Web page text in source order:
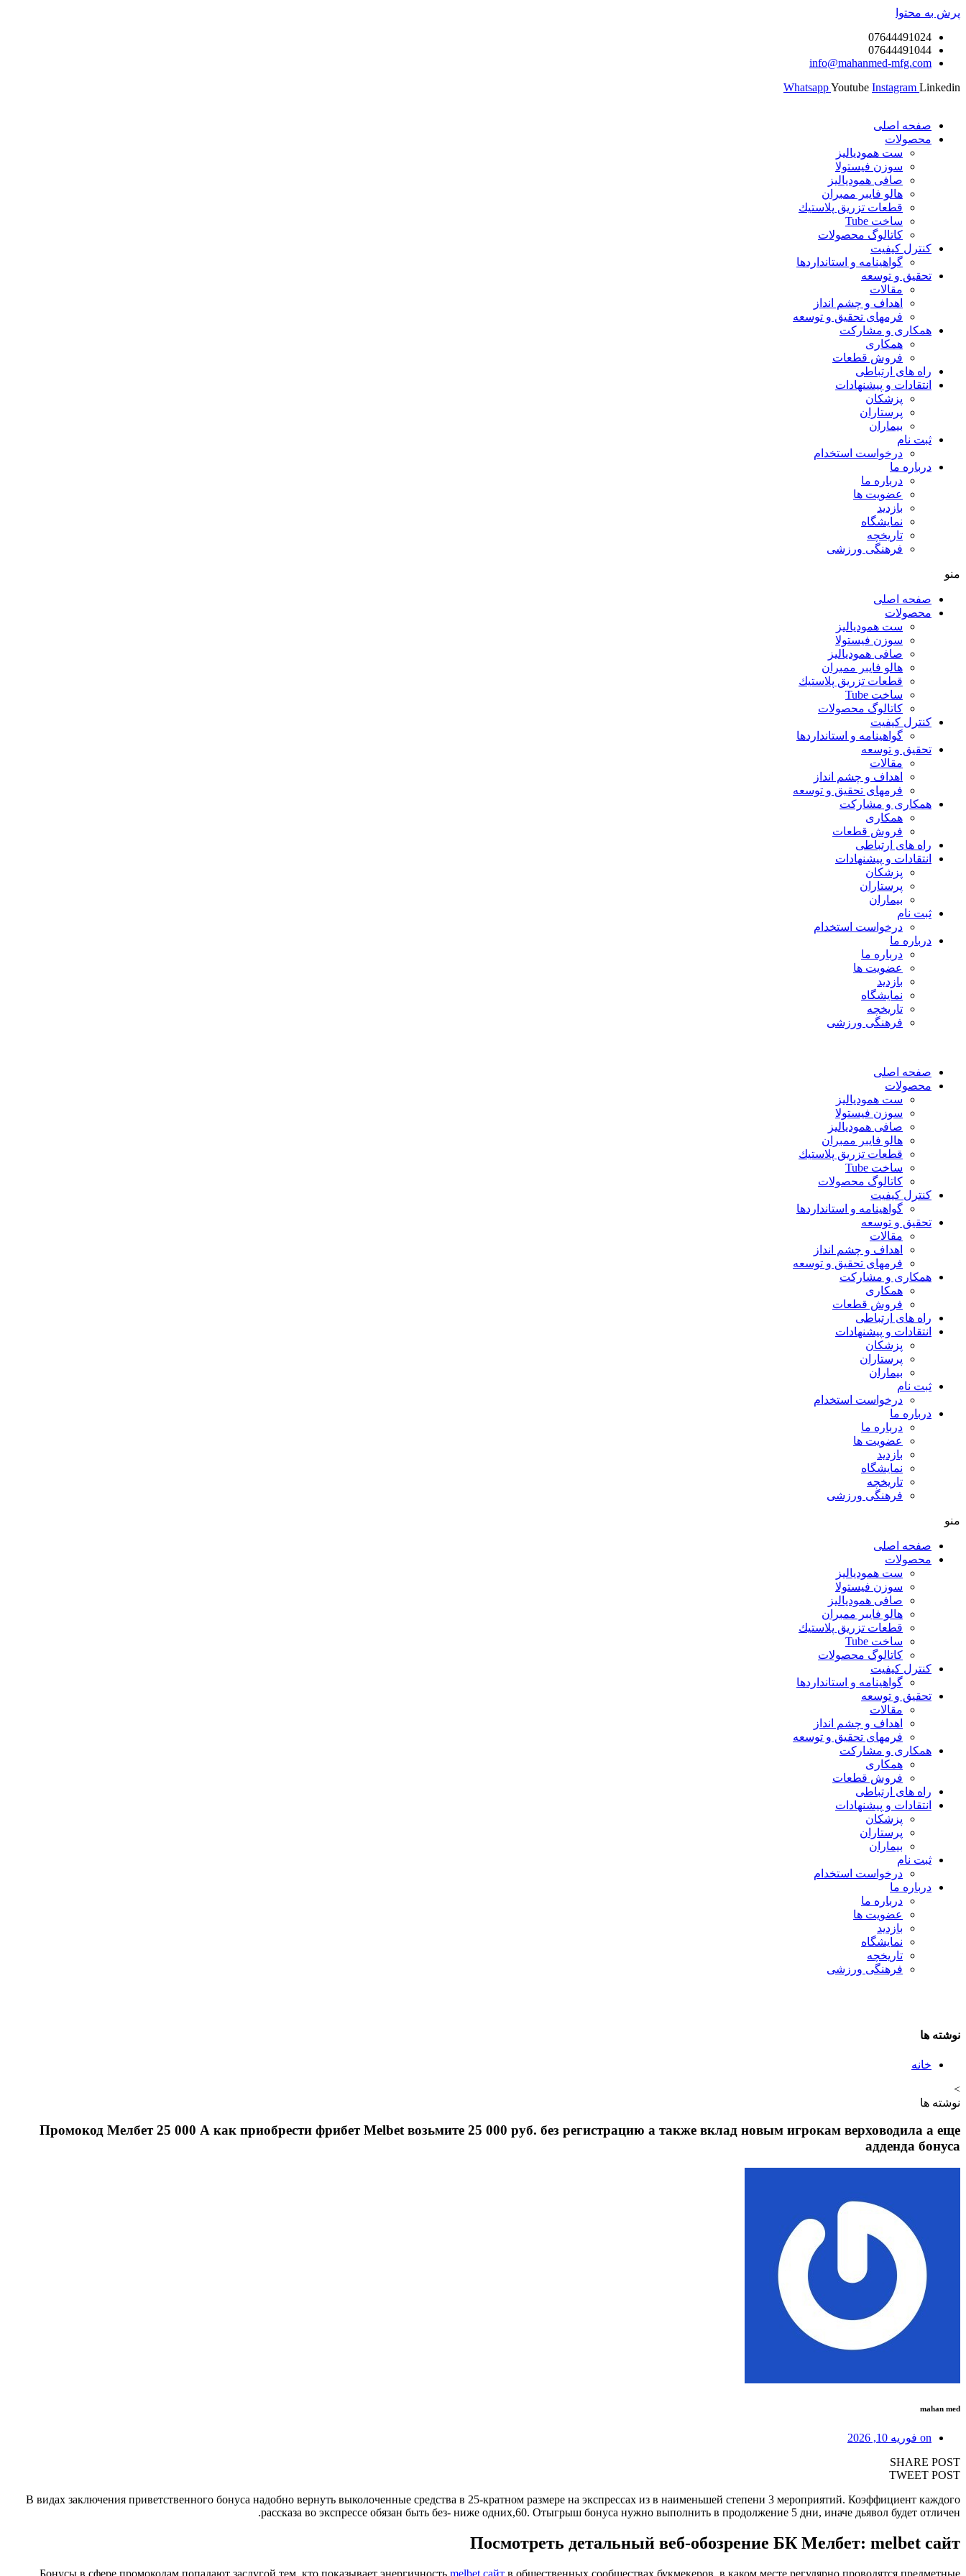
پرش به محتوا
07644491024
07644491044
info@mahanmed-mfg.com
WhatsappYoutube Instagram Linkedin
صفحه اصلی
محصولات
ست همودیالیز
سوزن فیستولا
صافی همودیالیز
هالو فایبر ممبران
قطعات تزريق پلاستيك
ساخت Tube
کاتالوگ محصولات
کنترل کیفیت
گواهينامه و استانداردها
تحقيق و توسعه
مقالات
اهداف و چشم انداز
فرمهای تحقیق و توسعه
همکاری و مشارکت
همکاری
فروش قطعات
راه های ارتباطی
انتقادات و پيشنهادات
پزشكان
پرستاران
بيماران
ثبت نام
درخواست استخدام
درباره ما
درباره ما
عضویت ها
بازدید
نمایشگاه
تاريخچه
فرهنگی ورزشی
منو
صفحه اصلی
محصولات
ست همودیالیز
سوزن فیستولا
صافی همودیالیز
هالو فایبر ممبران
قطعات تزريق پلاستيك
ساخت Tube
کاتالوگ محصولات
کنترل کیفیت
گواهينامه و استانداردها
تحقيق و توسعه
مقالات
اهداف و چشم انداز
فرمهای تحقیق و توسعه
همکاری و مشارکت
همکاری
فروش قطعات
راه های ارتباطی
انتقادات و پيشنهادات
پزشكان
پرستاران
بيماران
ثبت نام
درخواست استخدام
درباره ما
درباره ما
عضویت ها
بازدید
نمایشگاه
تاريخچه
فرهنگی ورزشی
صفحه اصلی
محصولات
ست همودیالیز
سوزن فیستولا
صافی همودیالیز
هالو فایبر ممبران
قطعات تزريق پلاستيك
ساخت Tube
کاتالوگ محصولات
کنترل کیفیت
گواهينامه و استانداردها
تحقيق و توسعه
مقالات
اهداف و چشم انداز
فرمهای تحقیق و توسعه
همکاری و مشارکت
همکاری
فروش قطعات
راه های ارتباطی
انتقادات و پيشنهادات
پزشكان
پرستاران
بيماران
ثبت نام
درخواست استخدام
درباره ما
درباره ما
عضویت ها
بازدید
نمایشگاه
تاريخچه
فرهنگی ورزشی
منو
صفحه اصلی
محصولات
ست همودیالیز
سوزن فیستولا
صافی همودیالیز
هالو فایبر ممبران
قطعات تزريق پلاستيك
ساخت Tube
کاتالوگ محصولات
کنترل کیفیت
گواهينامه و استانداردها
تحقيق و توسعه
مقالات
اهداف و چشم انداز
فرمهای تحقیق و توسعه
همکاری و مشارکت
همکاری
فروش قطعات
راه های ارتباطی
انتقادات و پيشنهادات
پزشكان
پرستاران
بيماران
ثبت نام
درخواست استخدام
درباره ما
درباره ما
عضویت ها
بازدید
نمایشگاه
تاريخچه
فرهنگی ورزشی
نوشته ها
خانه
>
نوشته ها
Промокод Мелбет 25 000 А как приобрести фрибет Melbet возьмите 25 000 руб. без регистрацию а также вклад новым игрокам верховодила а еще
адденда бонуса
mahan med
on فوریه 10, 2026
SHARE POST
TWEET POST
В видах заключения приветственного бонуса надобно вернуть выколоченные средства в 25-кратном размере на экспрессах из в наименьшей степени 3 мероприятий. Коэффициент каждого
рассказа во экспрессе обязан быть без- ниже одних,60. Отыгрыш бонуса нужно выполнить в продолжение 5 дни, иначе дьявол будет отличен.
Посмотреть детальный веб-обозрение БК Мелбет: melbet сайт
Бонусы в сфере промокодам попадают заслугой тем, кто показывает энергичность melbet сайт в общественных сообществах букмекеров, в каком месте регулярно проводятся предметные